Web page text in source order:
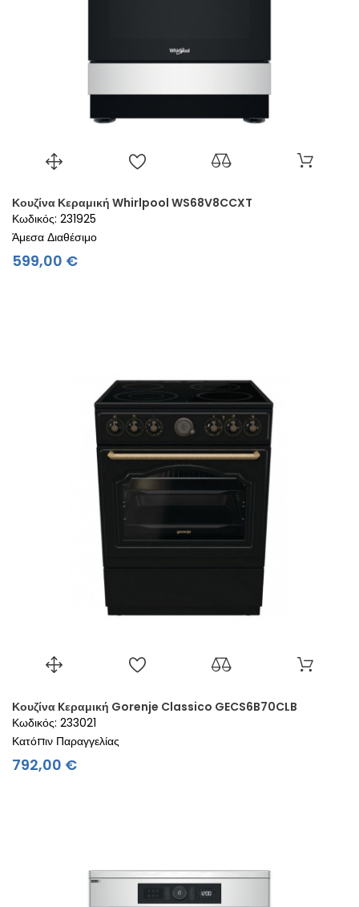
Κουζίνα Κεραμική Whirlpool WS68V8CCXT
Κωδικός: 231925
Άμεσα Διαθέσιμο
599,00 €Τιμή
Κουζίνα Kεραμική Gorenje Classico GECS6B70CLB
Κωδικός: 233021
Κατόπιν Παραγγελίας
792,00 €Τιμή